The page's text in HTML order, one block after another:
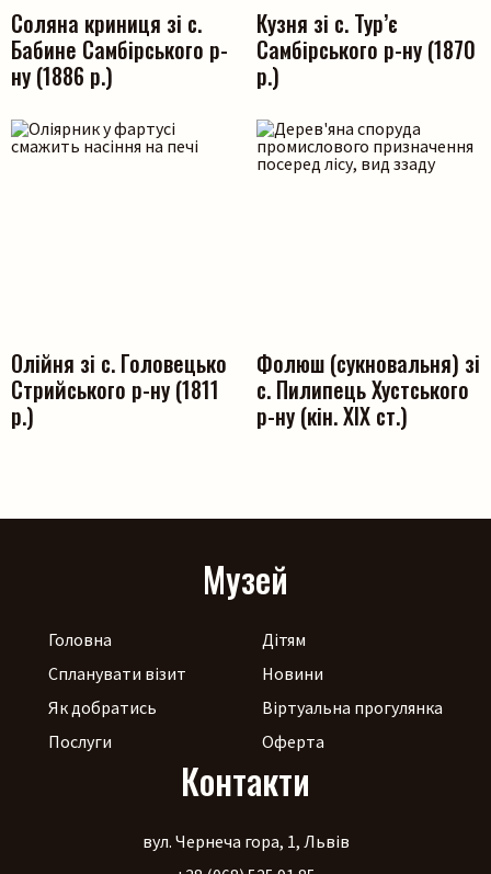
Соляна криниця зі с.
Бабине Самбірського р-
ну (1886 р.)
Кузня зі с. Тур’є
Самбірського р-ну (1870
р.)
Олійня зі с. Головецько
Стрийського р-ну (1811
р.)
Фолюш (сукновальня) зі
с. Пилипець Хустського
р-ну (кін. ХІХ ст.)
Музей
Головна
Спланувати візит
Як добратись
Послуги
Дітям
Новини
Віртуальна прогулянка
Оферта
Контакти
вул. Чернеча гора, 1, Львів